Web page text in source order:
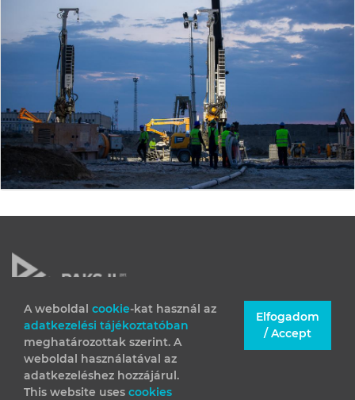
A weboldal cookie-kat használ az
adatkezelési tájékoztatóban
meghatározottak szerint. A
weboldal használatával az
adatkezeléshez hozzájárul.
This website uses cookies
Elfogadom
/ Accept
JOGI INFORMÁCIÓK
IMPRESSZUM